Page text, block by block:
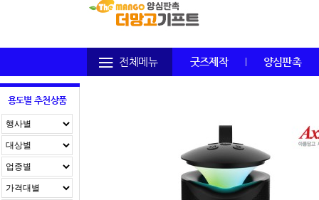
전체메뉴 굿즈제작 양심판촉
용도별 추천상품